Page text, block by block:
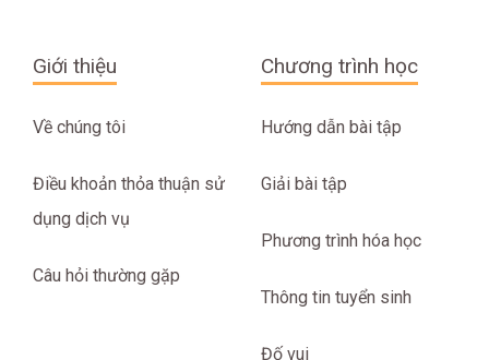
Giới thiệu
Về chúng tôi
Điều khoản thỏa thuận sử
dụng dịch vụ
Câu hỏi thường gặp
Chương trình học
Hướng dẫn bài tập
Giải bài tập
Phương trình hóa học
Thông tin tuyển sinh
Đố vui